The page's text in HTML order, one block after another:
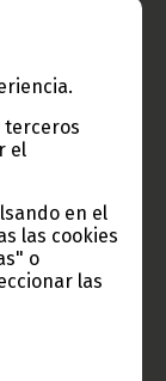
terceros
el
en el
las cookies
o
las
a Mozambique
las elecciones